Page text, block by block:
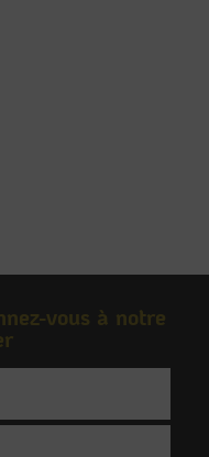
vous à notre